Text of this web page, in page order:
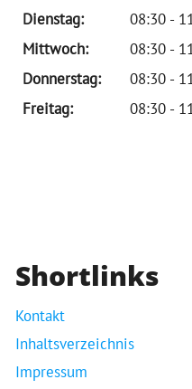
Dienstag:
08:30 -
Mittwoch:
08:30 -
Donnerstag:
08:30 -
Freitag:
08:30 -
Shortlinks
Kontakt
Inhaltsverzeichnis
Impressum